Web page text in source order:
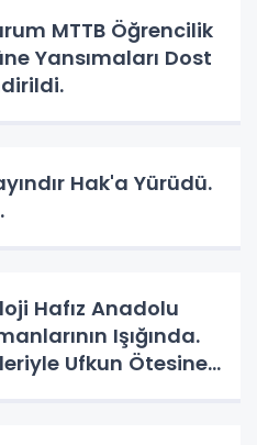
MTTB Öğrencilik
Yansımaları Dost
Hak'a Yürüdü.
Hafız Anadolu
Işığında.
Ufkun Ötesine